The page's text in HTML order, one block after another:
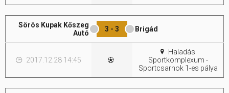
Szabadidő
Sörös Kupak Kőszeg
Autó
3 - 3 Brigád
2017.12.28 14:45
Haladás
Sportkomplexum -
Sportcsarnok 1-es pálya